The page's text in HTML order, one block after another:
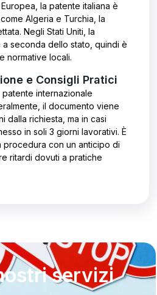
la patente italiana è
Algeria e Turchia, la
Negli Stati Uniti, la
seconda dello stato, quindi è
normative locali.
e Consigli Pratici
internazionale
il documento viene
dalla richiesta, ma in casi
in soli 3 giorni lavorativi. È
procedura con un anticipo di
ritardi dovuti a pratiche
servizi